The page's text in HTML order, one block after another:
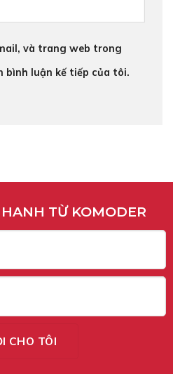
và trang web trong
bình luận kế tiếp của tôi.
TỪ KOMODER